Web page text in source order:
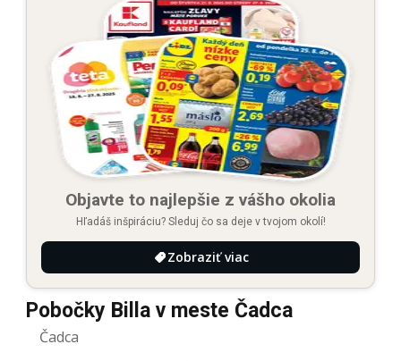
Objavte to najlepšie z vášho okolia
Hľadáš inšpiráciu? Sleduj čo sa deje v tvojom okolí!
Zobraziť viac
Pobočky Billa v meste Čadca
Čadca